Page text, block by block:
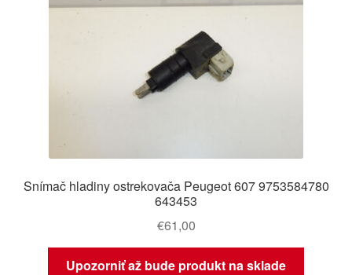
Snímač hladiny ostrekovača Peugeot 607 9753584780
643453
€61,00
Upozorniť až bude produkt na sklade